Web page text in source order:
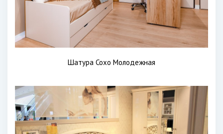
Шатура Сохо Молодежная